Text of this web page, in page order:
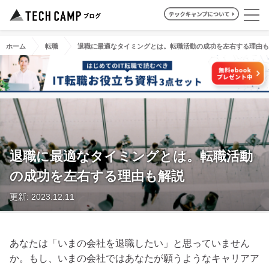
ホーム 転職 退職に最適なタイミングとは。転職活動の成功を左右する理由
退職に最適なタイミングとは。転職活動
の成功を左右する理由も解説
更新: 2023.12.11
あなたは「いまの会社を退職したい」と思っていません
か。もし、いまの会社ではあなたが願うようなキャリアア